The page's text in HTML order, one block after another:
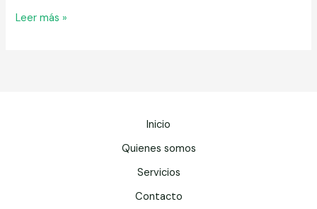
Santa
Leer más »
Inicio
Quienes somos
Servicios
Contacto